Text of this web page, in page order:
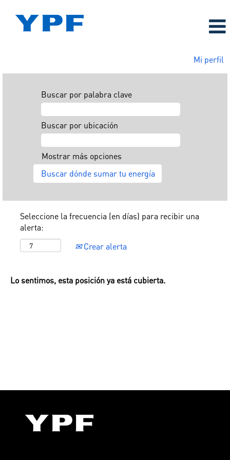
Mi perfil
Buscar por palabra clave
Buscar por ubicación
Mostrar más opciones
Seleccione la frecuencia (en días) para recibir una
alerta:
Crear alerta
Lo sentimos, esta posición ya está cubierta.